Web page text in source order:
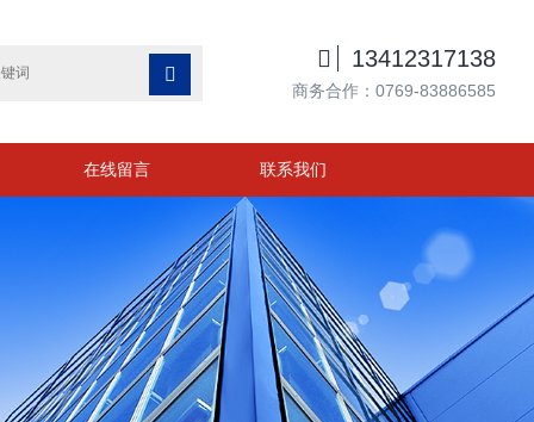

 13412317138
商务合作：0769-83886585
在线留言 联系我们